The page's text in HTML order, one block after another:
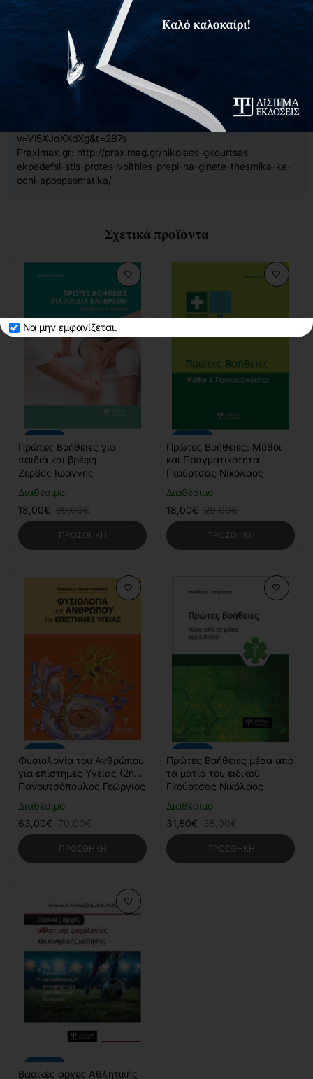
Να μην εμφανίζεται.
μεταφερθεί ένας “ασθενής” με ασφαλή τρόπο σε ένα
Κέντρο Υγείας ή Νοσοκομείο.
Επιπλέον, στο τέλος κάθε κεφαλαίου αναλύονται θέματα
ειδικού ενδιαφέροντος, λεγόμενες ως “Ειδικές
Καταστάσεις” και περιλαμβάνουν: την Καρδιοπνευμονική
Αναζωογόνηση σε έγκυο, την Απινίδωση σε παιδιά και
βρέφη, τον Διαβήτη κύησης και πολλά ακόμη.
https://www.youtube.com/watch?
v=Vi5XJoXXdXg&t=287s
Praximax.gr: http://praximag.gr/nikolaos-gkourtsas-
ekpedefsi-stis-protes-voithies-prepi-na-ginete-thesmika-ke-
ochi-apospasmatika/
Σχετικά προϊόντα
Διαθέσιμο
Πρώτες Βοήθειες για
παιδιά και βρέφη
Ζερβός Ιωάννης
18,00€ 20,00€
ΠΡΟΣΘΉΚΗ
Διαθέσιμο
Πρώτες Βοήθειες: Μύθοι
και Πραγματικότητα
Γκούρτσας Νικόλαος
18,00€ 20,00€
ΠΡΟΣΘΉΚΗ
Διαθέσιμο
Φυσιολογία του Ανθρώπου
για επιστήμες Υγείας (2η
Έκδοση)
Πανουτσόπουλος Γεώργιος
63,00€ 70,00€
ΠΡΟΣΘΉΚΗ
Διαθέσιμο
Πρώτες Βοήθειες μέσα από
τα μάτια του ειδικού
Γκούρτσας Νικόλαος
31,50€ 35,00€
ΠΡΟΣΘΉΚΗ
Βασικές αρχές Αθλητικής